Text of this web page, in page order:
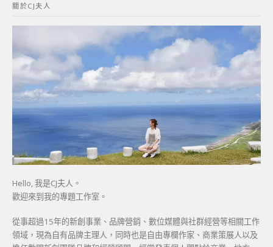
字:
關於CJ夫人
Hello, 我是CJ夫人。
歡迎來到我的專題工作室。
從事超過15年的新創事業、品牌營銷、數位媒體與社群經營等相關工作
領域，現為自有品牌主理人，同時也是自由專欄作家、商業策展人以及